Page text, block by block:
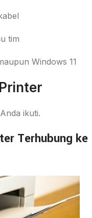
tim
Windows 11
ikuti.
Terhubung ke